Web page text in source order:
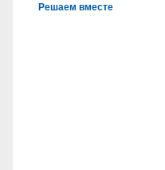
Решаем вместе